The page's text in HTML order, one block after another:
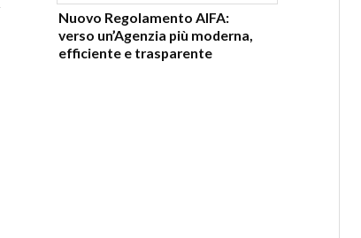
Nuovo Regolamento AIFA:
verso un’Agenzia più moderna,
efficiente e trasparente